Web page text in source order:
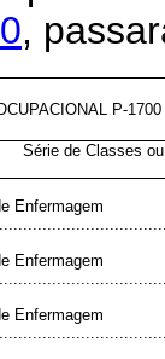
,
P-
Série de Classes
Enfermagem
Enfermagem
Enfermagem